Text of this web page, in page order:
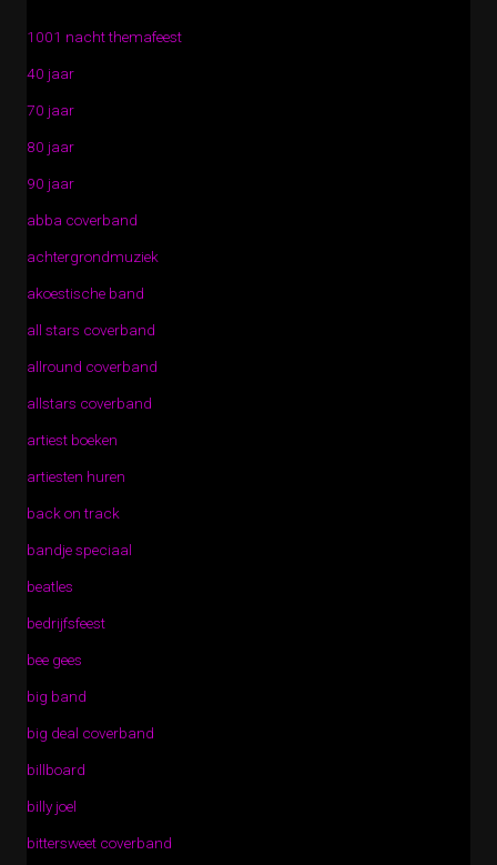
1001 nacht themafeest
40 jaar
70 jaar
80 jaar
90 jaar
abba coverband
achtergrondmuziek
akoestische band
all stars coverband
allround coverband
allstars coverband
artiest boeken
artiesten huren
back on track
bandje speciaal
beatles
bedrijfsfeest
bee gees
big band
big deal coverband
billboard
billy joel
bittersweet coverband